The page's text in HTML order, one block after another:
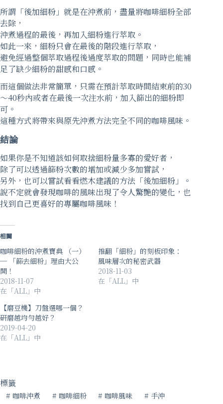
所謂「後加細粉」就是在沖煮前，盡量將咖啡細粉全部
去除，
沖煮過程的最後，再加入細粉進行萃取。
如此一來，細粉只會在最後的階段進行萃取，
避免經過整個萃取過程後過度萃取的問題，同時也能補
足了缺少細粉的甜感和口感。
而這個做法非常簡單，只需在預計萃取時間結束前的30
～40秒內或者在最後一次注水前，加入篩出的細粉即
可。
這種方式將帶來與原先沖煮方法完全不同的咖啡風味。
結論
如果你是不知道該如何取捨細粉量多寡的愛好者，
除了可以透過篩粉次數的增加或減少多加嘗試，
另外，也可以嘗試看看燃木建議的方法「後加細粉」。
說不定就會發現咖啡的風味出現了令人驚艷的變化，也
找到自己更喜好的專屬咖啡風味！
相關
咖啡細粉的沖煮寶典 （一）
─ 「篩去細粉」理由大公
開！
2018-11-07
在「ALL」中
推翻「細粉」的刻板印象：
風味層次的秘密武器
2018-11-03
在「ALL」中
【磨豆機】刀盤選哪一個？
研磨越均勻越好？
2019-04-20
在「ALL」中
標籤
# 咖啡沖煮 # 咖啡細粉 # 咖啡風味 # 手沖